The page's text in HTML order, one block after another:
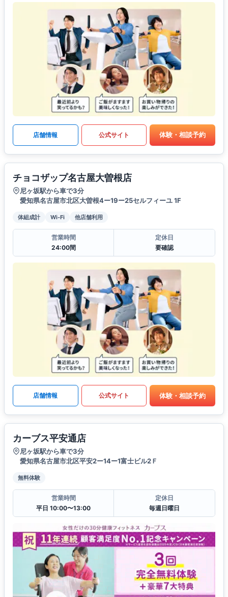
店舗情報 公式サイト 体験・相談予約
チョコザップ名古屋大曽根店
尼ヶ坂駅から車で3分
愛知県名古屋市北区大曽根4ー19ー25セルフィーユ 1F
体組成計 Wi-Fi 他店舗利用
営業時間
24:00間
定休日
要確認
店舗情報 公式サイト 体験・相談予約
カーブス平安通店
尼ヶ坂駅から車で3分
愛知県名古屋市北区平安2ー14ー1富士ビル2Ｆ
無料体験
営業時間
平日 10:00〜13:00
定休日
毎週日曜日